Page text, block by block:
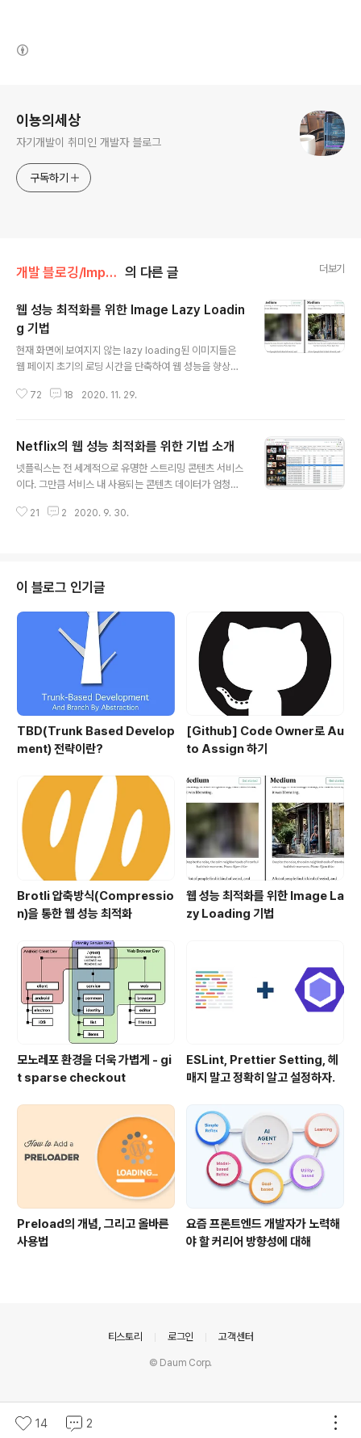
이뇽의세상
자기개발이 취미인 개발자 블로그
구독하기
개발 블로깅/Improving Performance 의 다른 글 더보기
웹 성능 최적화를 위한 Image Lazy Loadin
g 기법
현재 화면에 보여지지 않는 lazy loading된 이미지들은
웹 페이지 초기의 로딩 시간을 단축하여 웹 성능을 향상시
것들을 깊게 다루게 됩니다. 해당 글은 작성자 imagekit.i
역은 처음으로 도전하다보니, 거의 발 번역 수준입니다.. 하
지만 내용 이해에는 문제가 없을 듯 하여, 귀엽게 봐주시면
감사드리겠습니다! 이미지는 모든 웹 사이트와 어플리케이
미지, 로고 등 이젠 웹 사이트 내에서 이미지가 없다는 것은
72 18 2020. 11. 29.
Netflix의 웹 성능 최적화를 위한 기법 소개
넷플릭스는 전 세계적으로 유명한 스트리밍 콘텐츠 서비스
이다. 그만큼 서비스 내 사용되는 콘텐츠 데이터가 엄청나
그럼에도 불구하고 신기한 점은, 수많은 트래픽 처리 속에
들어 낼 수 있었을까? 지금부터 넷플릭스 페이지의 비밀에
대해 알 수 있는 만큼 최대한 파헤쳐 보도록 하자. 섬네일
이미지 사용 우선 개발자 도구-네트워크 탭을 열어, 페이지
로드 시 요청받는 리소스 목록들을 확인해 보았다. 페이지
렌더링이 완료된 후에도 쉬지 않고 계속해서 많은 리소스
가 다운로드되며 리스트가 쭉쭉 늘어..
21 2 2020. 9. 30.
이 블로그 인기글
TBD(Trunk Based Develop
ment) 전략이란?
[Github] Code Owner로 Au
to Assign 하기
Brotli 압축방식(Compressio
n)을 통한 웹 성능 최적화
웹 성능 최적화를 위한 Image La
zy Loading 기법
모노레포 환경을 더욱 가볍게 - gi
t sparse checkout
ESLint, Prettier Setting, 헤
매지 말고 정확히 알고 설정하자.
Preload의 개념, 그리고 올바른
사용법
요즘 프론트엔드 개발자가 노력해
야 할 커리어 방향성에 대해
14 2
티스토리 로그인 고객센터
© Daum Corp.